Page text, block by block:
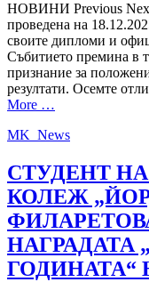
НОВИНИ Previous Next
проведена на
своите дипломи и
Събитието премина в
признание за
резултати. Осемте
More …
MK_News
СТУДЕНТ
КОЛЕЖ
НАГРАДАТА
ГОДИНАТА“